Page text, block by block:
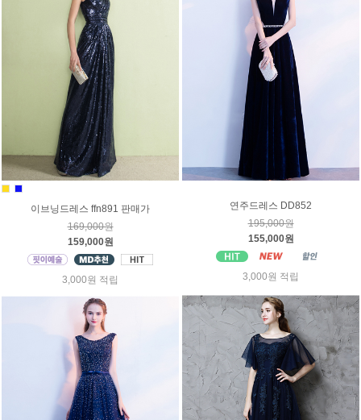
이브닝드레스 ffn891 판매가
169,000원
159,000원
3,000원 적립
연주드레스 DD852
195,000원
155,000원
3,000원 적립